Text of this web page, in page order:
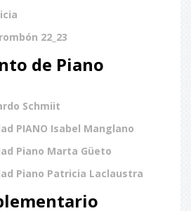
22_23
de Piano
Schmiit
PIANO Isabel Manglano
Piano Marta Güeto
Piano Patricia Laclaustra